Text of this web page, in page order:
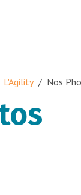
L'Agility Nos